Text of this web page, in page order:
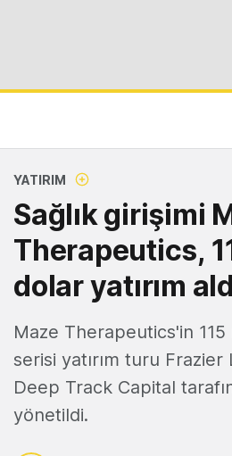
YATIRIM
Sağlık girişimi
Therapeutics,
dolar yatırım
Maze Therapeutics'in
serisi yatırım turu
Deep Track Capital
yönetildi.